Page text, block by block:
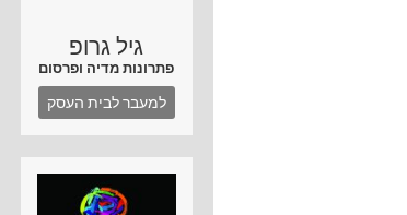
גיל גרופ
פתרונות מדיה ופרסום
למעבר לבית העסק